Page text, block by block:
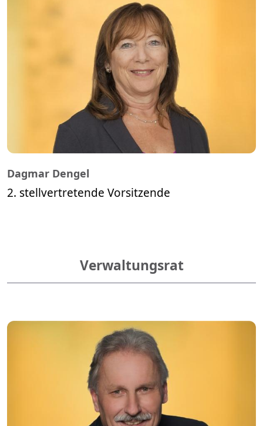
Dagmar Dengel
2. stellvertretende Vorsitzende
Verwaltungsrat